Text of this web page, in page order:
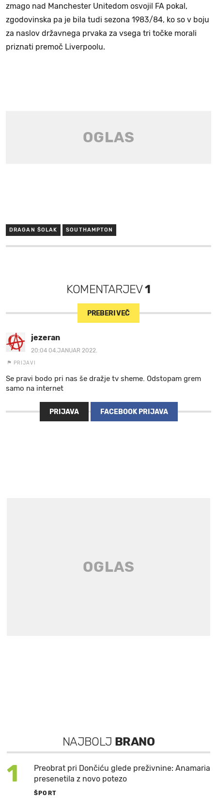
zmago nad Manchester Unitedom osvojil FA pokal,
zgodovinska pa je bila tudi sezona 1983/84, ko so v boju
za naslov državnega prvaka za vsega tri točke morali
priznati premoč Liverpoolu.
DRAGAN ŠOLAK SOUTHAMPTON
KOMENTARJEV1
PREBERI VEČ
jezeran
20:04 04.JANUAR 2022.
PRIJAVI
Se pravi bodo pri nas še dražje tv sheme. Odstopam grem
samo na internet
PRIJAVA FACEBOOK PRIJAVA
NAJBOLJ BRANO
1
Preobrat pri Dončiću glede preživnine: Anamaria
presenetila z novo potezo
ŠPORT